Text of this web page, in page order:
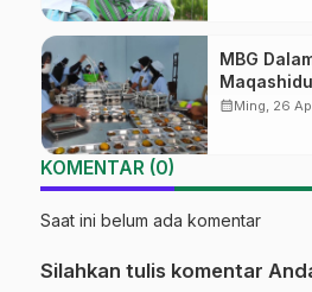
MBG
calendar_monthMing, 26
KOMENTAR (0)
Saat ini belum ada komentar
Silahkan tulis komentar